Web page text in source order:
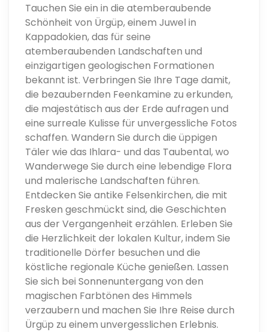
Tauchen Sie ein in die atemberaubende
Schönheit von Ürgüp, einem Juwel in
Kappadokien, das für seine
atemberaubenden Landschaften und
einzigartigen geologischen Formationen
bekannt ist. Verbringen Sie Ihre Tage damit,
die bezaubernden Feenkamine zu erkunden,
die majestätisch aus der Erde aufragen und
eine surreale Kulisse für unvergessliche Fotos
schaffen. Wandern Sie durch die üppigen
Täler wie das Ihlara- und das Taubental, wo
Wanderwege Sie durch eine lebendige Flora
und malerische Landschaften führen.
Entdecken Sie antike Felsenkirchen, die mit
Fresken geschmückt sind, die Geschichten
aus der Vergangenheit erzählen. Erleben Sie
die Herzlichkeit der lokalen Kultur, indem Sie
traditionelle Dörfer besuchen und die
köstliche regionale Küche genießen. Lassen
Sie sich bei Sonnenuntergang von den
magischen Farbtönen des Himmels
verzaubern und machen Sie Ihre Reise durch
Ürgüp zu einem unvergesslichen Erlebnis.